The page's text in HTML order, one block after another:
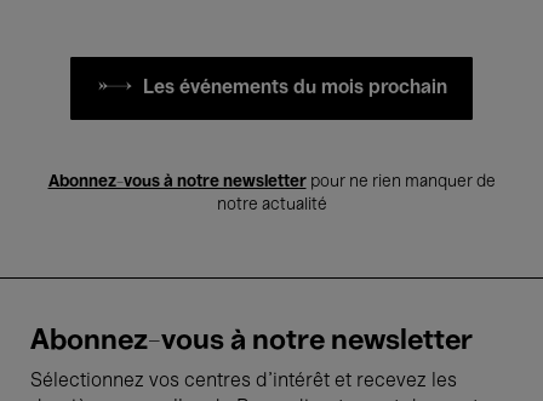
Les événements du mois prochain
Abonnez-vous à notre newsletterpour ne rien manquer de
notre actualité
Abonnez-vous à notre newsletter
Sélectionnez vos centres d'intérêt et recevez les